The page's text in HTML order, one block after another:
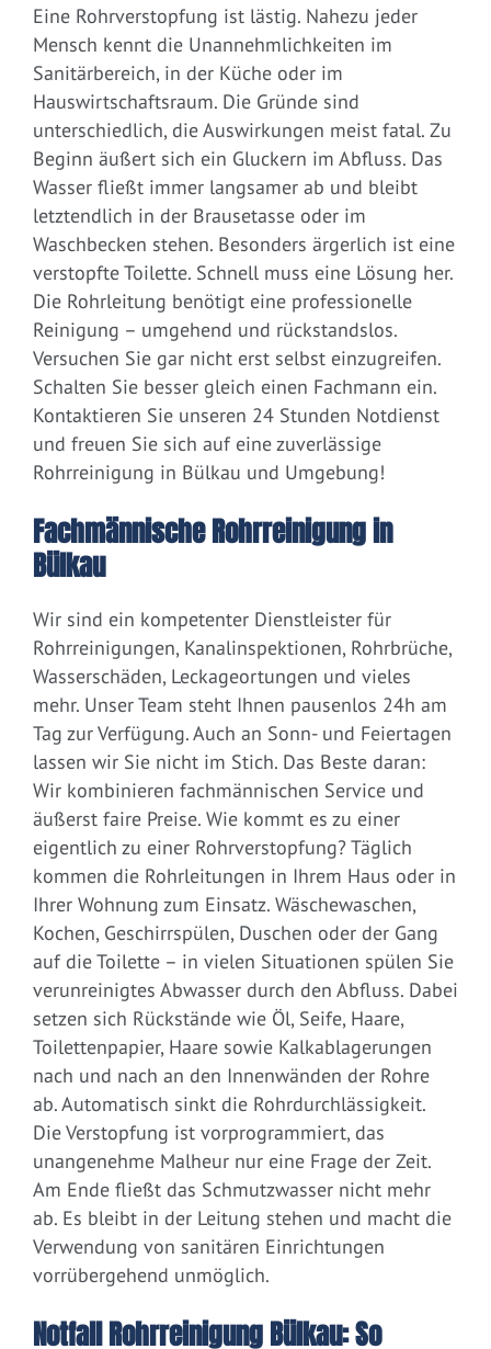
Eine Rohrverstopfung ist lästig. Nahezu jeder
Mensch kennt die Unannehmlichkeiten im
Sanitärbereich, in der Küche oder im
Hauswirtschaftsraum. Die Gründe sind
unterschiedlich, die Auswirkungen meist fatal. Zu
Beginn äußert sich ein Gluckern im Abfluss. Das
Wasser fließt immer langsamer ab und bleibt
letztendlich in der Brausetasse oder im
Waschbecken stehen. Besonders ärgerlich ist eine
verstopfte Toilette. Schnell muss eine Lösung her.
Die Rohrleitung benötigt eine professionelle
Reinigung – umgehend und rückstandslos.
Versuchen Sie gar nicht erst selbst einzugreifen.
Schalten Sie besser gleich einen Fachmann ein.
Kontaktieren Sie unseren 24 Stunden Notdienst
und freuen Sie sich auf eine zuverlässige
Rohrreinigung in Bülkau und Umgebung!
Fachmännische Rohrreinigung in
Bülkau
Wir sind ein kompetenter Dienstleister für
Rohrreinigungen, Kanalinspektionen, Rohrbrüche,
Wasserschäden, Leckageortungen und vieles
mehr. Unser Team steht Ihnen pausenlos 24h am
Tag zur Verfügung. Auch an Sonn- und Feiertagen
lassen wir Sie nicht im Stich. Das Beste daran:
Wir kombinieren fachmännischen Service und
äußerst faire Preise. Wie kommt es zu einer
eigentlich zu einer Rohrverstopfung? Täglich
kommen die Rohrleitungen in Ihrem Haus oder in
Ihrer Wohnung zum Einsatz. Wäschewaschen,
Kochen, Geschirrspülen, Duschen oder der Gang
auf die Toilette – in vielen Situationen spülen Sie
verunreinigtes Abwasser durch den Abfluss. Dabei
setzen sich Rückstände wie Öl, Seife, Haare,
Toilettenpapier, Haare sowie Kalkablagerungen
nach und nach an den Innenwänden der Rohre
ab. Automatisch sinkt die Rohrdurchlässigkeit.
Die Verstopfung ist vorprogrammiert, das
unangenehme Malheur nur eine Frage der Zeit.
Am Ende fließt das Schmutzwasser nicht mehr
ab. Es bleibt in der Leitung stehen und macht die
Verwendung von sanitären Einrichtungen
vorrübergehend unmöglich.
Notfall Rohrreinigung Bülkau: So